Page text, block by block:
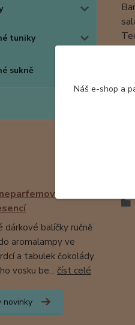
tuniky
sukně
dárkové balíčky ručně
aromalampy ve
a tabulek čokolády
vosku be... číst celé
novinky
Náš e-shop a